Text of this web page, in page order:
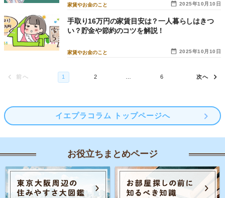
2025年10月10日
家賃やお金のこと
2025年10月10日
家賃やお金のこと
手取り16万円の家賃目安は？一人暮らしはきつ
い？貯金や節約のコツを解説！
イエプラコラム トップページへ
お役立ちまとめページ